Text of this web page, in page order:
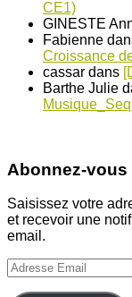
CE1)
GINESTE
Fabienne
Croissance
cassar dans
Barthe Julie
Abonnez-vous
Saisissez votre
et recevoir une
email.
Adresse
Email